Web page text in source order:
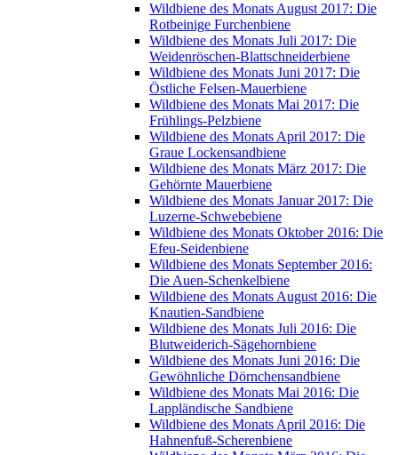
Wildbiene des Monats August 2017: Die
Rotbeinige Furchenbiene
Wildbiene des Monats Juli 2017: Die
Weidenröschen-Blattschneiderbiene
Wildbiene des Monats Juni 2017: Die
Östliche Felsen-Mauerbiene
Wildbiene des Monats Mai 2017: Die
Frühlings-Pelzbiene
Wildbiene des Monats April 2017: Die
Graue Lockensandbiene
Wildbiene des Monats März 2017: Die
Gehörnte Mauerbiene
Wildbiene des Monats Januar 2017: Die
Luzerne-Schwebebiene
Wildbiene des Monats Oktober 2016: Die
Efeu-Seidenbiene
Wildbiene des Monats September 2016:
Die Auen-Schenkelbiene
Wildbiene des Monats August 2016: Die
Knautien-Sandbiene
Wildbiene des Monats Juli 2016: Die
Blutweiderich-Sägehornbiene
Wildbiene des Monats Juni 2016: Die
Gewöhnliche Dörnchensandbiene
Wildbiene des Monats Mai 2016: Die
Lappländische Sandbiene
Wildbiene des Monats April 2016: Die
Hahnenfuß-Scherenbiene